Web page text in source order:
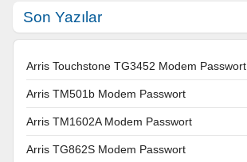
Son Yazılar
Arris Touchstone TG3452 Modem Passwort
Arris TM501b Modem Passwort
Arris TM1602A Modem Passwort
Arris TG862S Modem Passwort